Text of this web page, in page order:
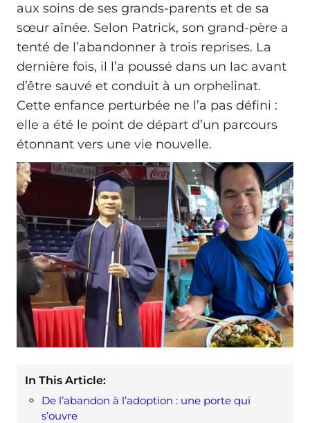
aux soins de ses grands-parents et de sa
sœur aînée. Selon Patrick, son grand-père a
tenté de l’abandonner à trois reprises. La
dernière fois, il l’a poussé dans un lac avant
d’être sauvé et conduit à un orphelinat.
Cette enfance perturbée ne l’a pas défini :
elle a été le point de départ d’un parcours
étonnant vers une vie nouvelle.
In This Article:
De l’abandon à l’adoption : une porte qui
s’ouvre